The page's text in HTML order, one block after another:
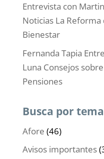
Entrevista con
Noticias La Reforma
Bienestar
Fernanda Tapia
Luna Consejos
Pensiones
Busca por tema
Afore (46)
Avisos importantes